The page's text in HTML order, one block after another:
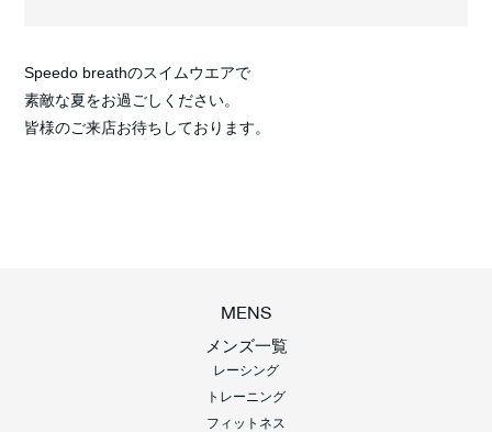
Speedo breathのスイムウエアで
素敵な夏をお過ごしください。
皆様のご来店お待ちしております。
MENS
メンズ一覧
レーシング
トレーニング
フィットネス